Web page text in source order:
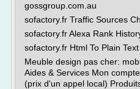
gossgroup.com.au
sofactory.fr Traffic Sources
sofactory.fr Alexa Rank
sofactory.fr Html To Plain Text
Meuble design pas cher:
Aides & Services Mon
(prix d'un appel local)